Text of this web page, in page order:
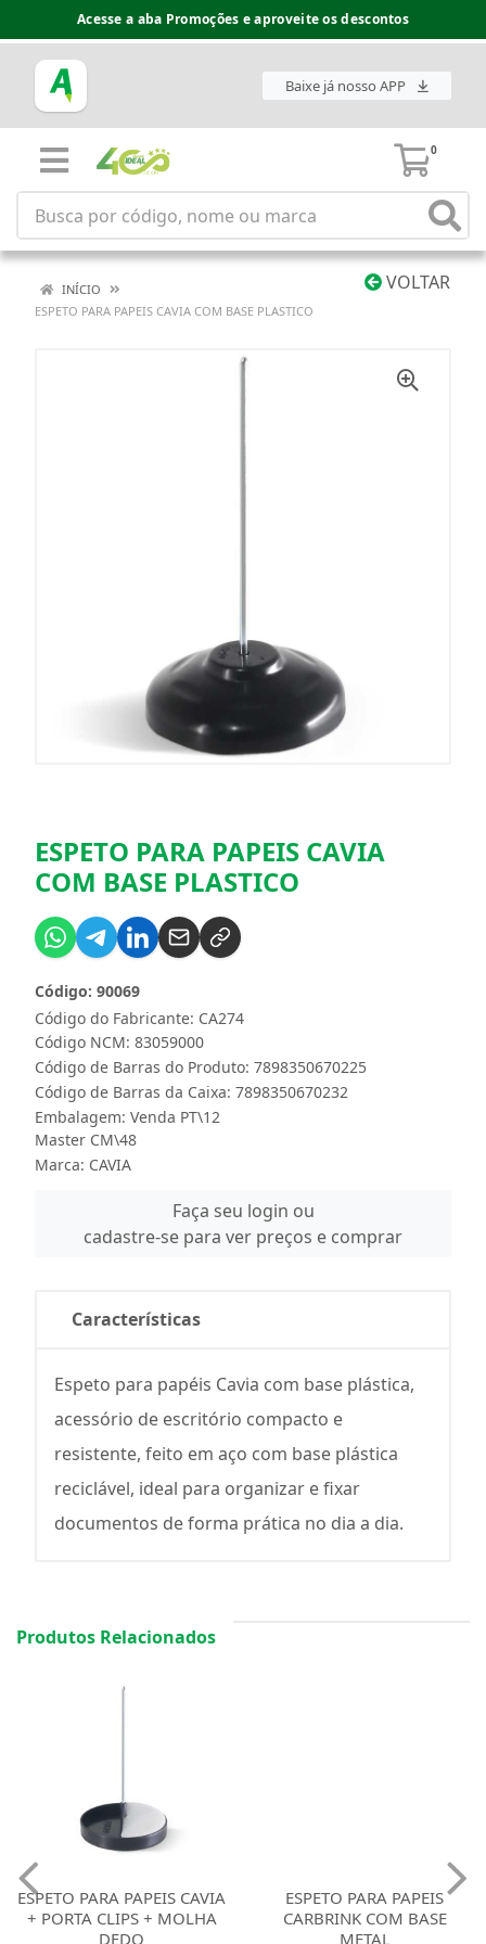
Acesse a aba Promoções e aproveite os descontos
Baixe já nosso APP
0
VOLTAR
INÍCIO
ESPETO PARA PAPEIS CAVIA COM BASE PLASTICO
ESPETO PARA PAPEIS CAVIA
COM BASE PLASTICO
Código do Fabricante: CA274
Código: 90069
Código NCM: 83059000
Código de Barras do Produto: 7898350670225
Código de Barras da Caixa: 7898350670232
Embalagem: Venda PT\12
Master CM\48
Marca: CAVIA
Faça seu login ou
cadastre-se para ver preços e comprar
Características
Espeto para papéis Cavia com base plástica,
acessório de escritório compacto e
resistente, feito em aço com base plástica
reciclável, ideal para organizar e fixar
documentos de forma prática no dia a dia.
Produtos Relacionados
ESPETO PARA PAPEIS CAVIA
+ PORTA CLIPS + MOLHA
DEDO
ESPETO PARA PAPEIS
CARBRINK COM BASE
METAL